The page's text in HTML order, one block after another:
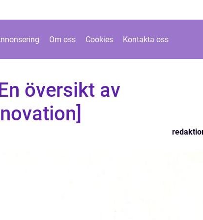
Om oss Cookies Kontakta oss
översikt av